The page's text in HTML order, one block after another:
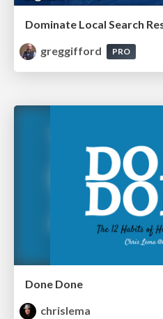
greggifford
PRO
Done Done
chrislema